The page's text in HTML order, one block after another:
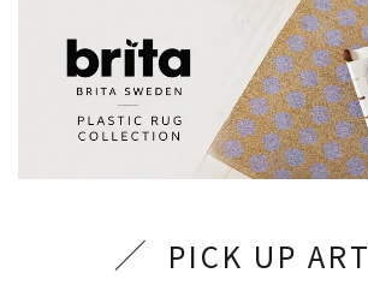
PICK UP ART